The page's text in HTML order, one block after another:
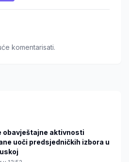
komentarisati.
obavještajne aktivnosti
uoči predsjedničkih izbora u